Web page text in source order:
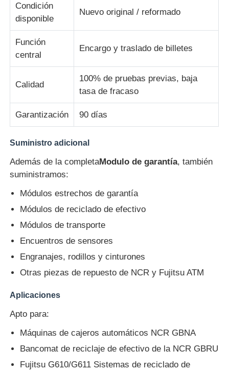
Piezas de cajero automático Wincor
Partes de cajeros automáticos Hyosung
Componentes de cajeros automáticos de Hitachi
Glory NMD piezas ATM
Partes de cajeros automáticos OKI
Sortador de billetes
contador de la cuenta
Impresora de la tarjeta
Condición
disponible
Nuevo original / reformado
Función
central
Encargo y traslado de billetes
Calidad
100% de pruebas previas, baja
tasa de fracaso
Garantización 90 días
Suministro adicional
Además de la completaModulo de garantía, también
suministramos:
Módulos estrechos de garantía
Módulos de reciclado de efectivo
Módulos de transporte
Encuentros de sensores
Engranajes, rodillos y cinturones
Otras piezas de repuesto de NCR y Fujitsu ATM
Aplicaciones
Apto para:
Máquinas de cajeros automáticos NCR GBNA
Bancomat de reciclaje de efectivo de la NCR GBRU
Fujitsu G610/G611 Sistemas de reciclado de